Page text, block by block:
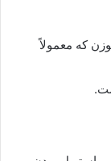
که معمولاً